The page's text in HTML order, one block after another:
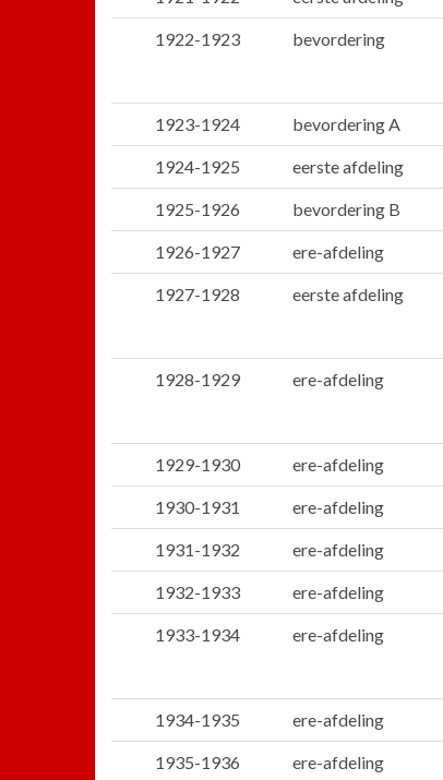
1922-1923 bevordering
1923-1924 bevordering A
1924-1925 eerste afdeling
1925-1926 bevordering B
1926-1927 ere-afdeling
1927-1928 eerste afdeling
1928-1929 ere-afdeling
1929-1930 ere-afdeling
1930-1931 ere-afdeling
1931-1932 ere-afdeling
1932-1933 ere-afdeling
1933-1934 ere-afdeling
1934-1935 ere-afdeling
1935-1936 ere-afdeling